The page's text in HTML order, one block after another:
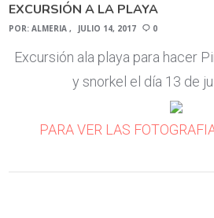
EXCURSIÓN A LA PLAYA
POR:ALMERIA JULIO 14, 2017 0
Excursión ala playa para hacer
y snorkel el día 13 de
PARA VER LAS